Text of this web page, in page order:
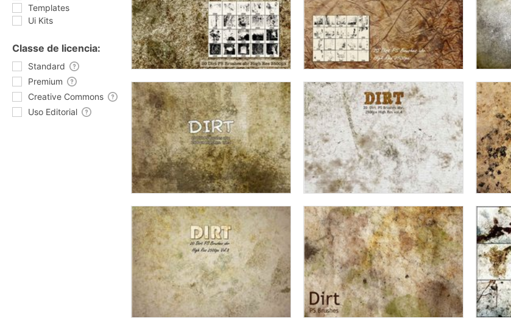
Templates
Ui Kits
Classe de licencia:
Standard
Premium
Creative Commons
Uso Editorial